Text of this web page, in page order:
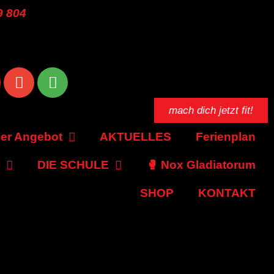
804
mach dich jetzt fit!
Angebot AKTUELLES Ferienplan
DIE SCHULE 🥊 Nox Gladiatorum
SHOP KONTAKT